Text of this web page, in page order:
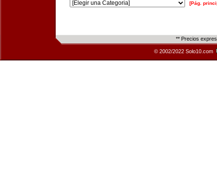
[Pág.
** Precios
© 2002/2022 Solo10.com